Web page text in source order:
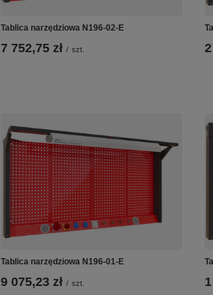
Tablica narzędziowa N196-02-E
7 752,75 zł / szt.
Tablica narzędziowa N196-01-E
9 075,23 zł / szt.